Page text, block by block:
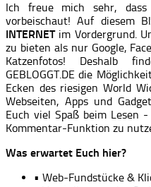
Ich freue mich sehr, dass
vorbeischaut! Auf diesem
INTERNETim Vordergrund.
zu bieten als nur Google,
Katzenfotos! Deshalb
GEBLOGGT.DE die
Ecken des riesigen World
Webseiten, Apps und
Euch viel Spaß beim Lesen
Kommentar-Funktion zu
Was erwartet Euch hier?
• Web-Fundstücke &